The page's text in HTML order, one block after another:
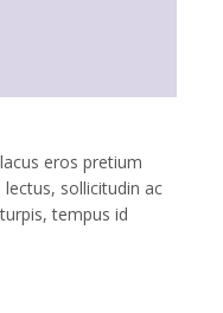
eros pretium
sollicitudin ac
tempus id